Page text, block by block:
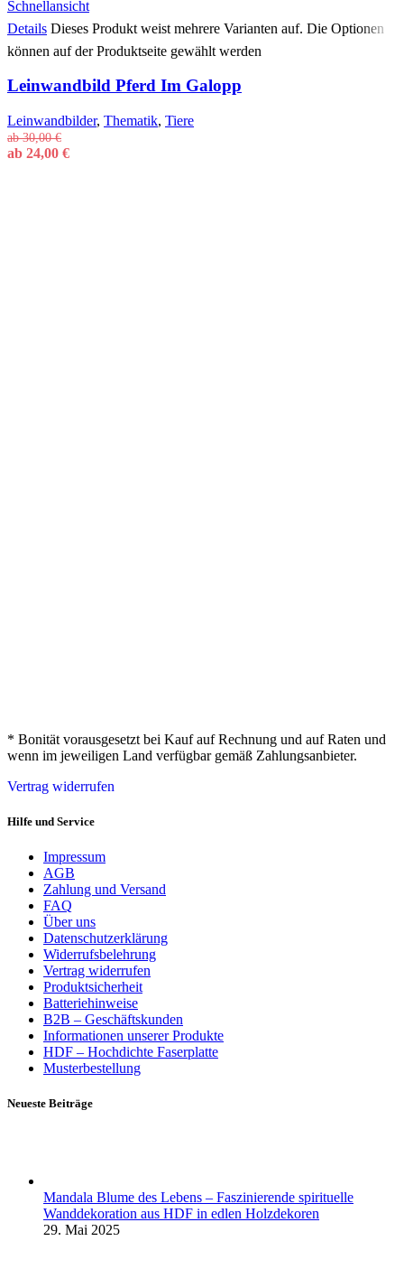
Schnellansicht
Details Dieses Produkt weist mehrere Varianten auf. Die Optionen
können auf der Produktseite gewählt werden
Leinwandbild Pferd Im Galopp
Leinwandbilder, Thematik, Tiere
ab30,00€
ab 24,00 €
* Bonität vorausgesetzt bei Kauf auf Rechnung und auf Raten und
wenn im jeweiligen Land verfügbar gemäß Zahlungsanbieter.
Vertrag widerrufen
Hilfe und Service
Impressum
AGB
Zahlung und Versand
FAQ
Über uns
Datenschutzerklärung
Widerrufsbelehrung
Vertrag widerrufen
Produktsicherheit
Batteriehinweise
B2B – Geschäftskunden
Informationen unserer Produkte
HDF – Hochdichte Faserplatte
Musterbestellung
Neueste Beiträge
Mandala Blume des Lebens – Faszinierende spirituelle
Wanddekoration aus HDF in edlen Holzdekoren
29. Mai 2025